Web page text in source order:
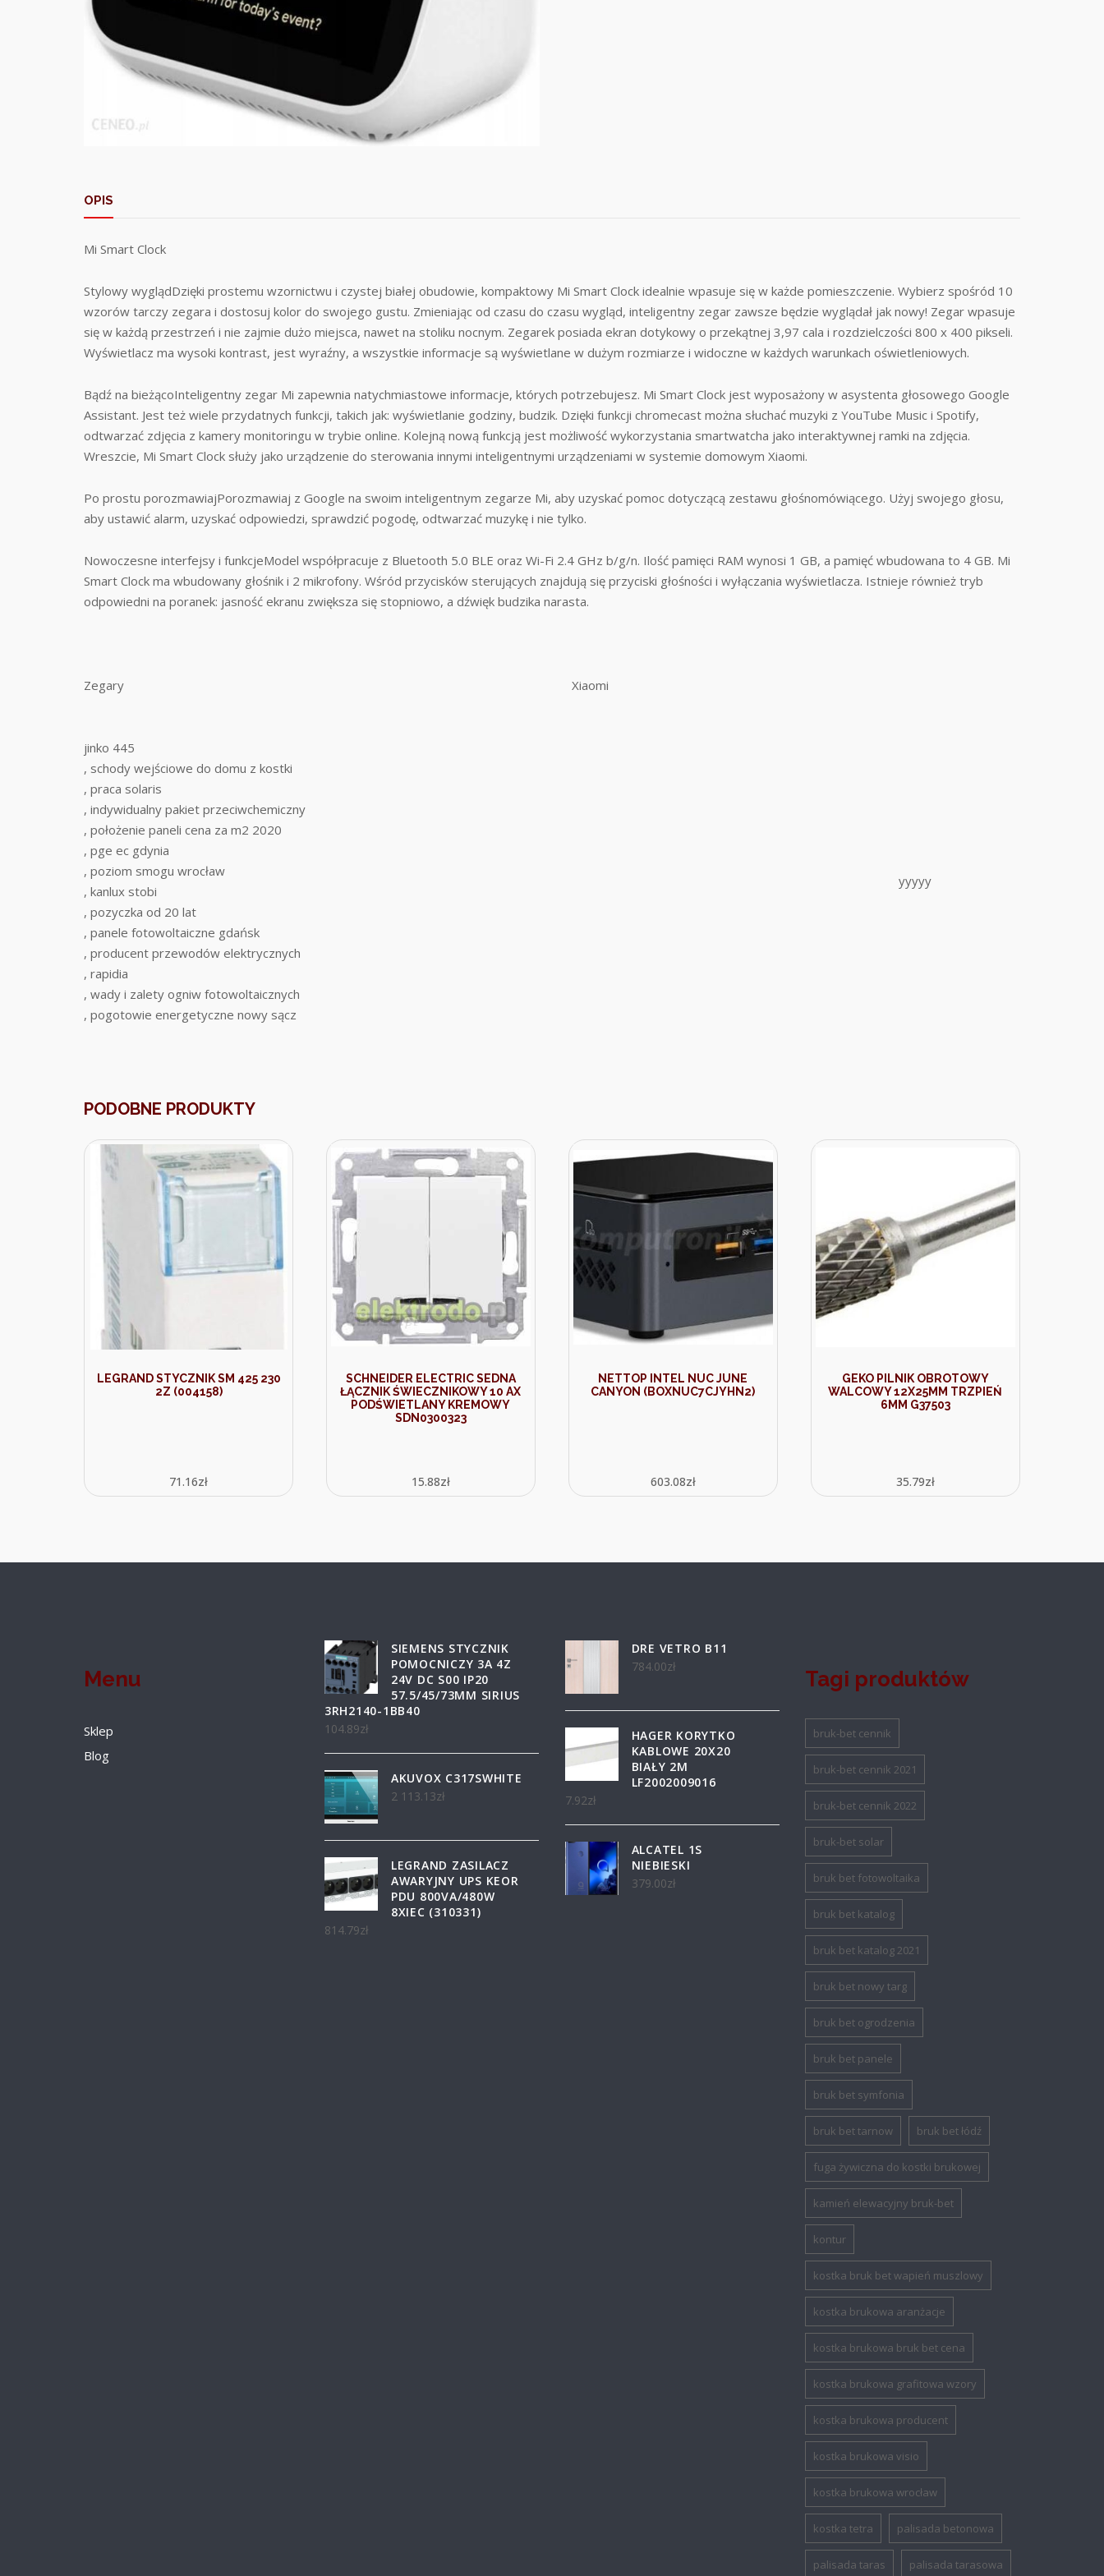
OPIS
Mi Smart Clock
Stylowy wyglądDzięki prostemu wzornictwu i czystej białej obudowie, kompaktowy Mi Smart Clock idealnie wpasuje się w każde pomieszczenie. Wybierz spośród 10
wzorów tarczy zegara i dostosuj kolor do swojego gustu. Zmieniając od czasu do czasu wygląd, inteligentny zegar zawsze będzie wyglądał jak nowy! Zegar wpasuje
się w każdą przestrzeń i nie zajmie dużo miejsca, nawet na stoliku nocnym. Zegarek posiada ekran dotykowy o przekątnej 3,97 cala i rozdzielczości 800 x 400 pikseli.
Wyświetlacz ma wysoki kontrast, jest wyraźny, a wszystkie informacje są wyświetlane w dużym rozmiarze i widoczne w każdych warunkach oświetleniowych.
Bądź na bieżącoInteligentny zegar Mi zapewnia natychmiastowe informacje, których potrzebujesz. Mi Smart Clock jest wyposażony w asystenta głosowego Google
Assistant. Jest też wiele przydatnych funkcji, takich jak: wyświetlanie godziny, budzik. Dzięki funkcji chromecast można słuchać muzyki z YouTube Music i Spotify,
odtwarzać zdjęcia z kamery monitoringu w trybie online. Kolejną nową funkcją jest możliwość wykorzystania smartwatcha jako interaktywnej ramki na zdjęcia.
Wreszcie, Mi Smart Clock służy jako urządzenie do sterowania innymi inteligentnymi urządzeniami w systemie domowym Xiaomi.
Po prostu porozmawiajPorozmawiaj z Google na swoim inteligentnym zegarze Mi, aby uzyskać pomoc dotyczącą zestawu głośnomówiącego. Użyj swojego głosu,
aby ustawić alarm, uzyskać odpowiedzi, sprawdzić pogodę, odtwarzać muzykę i nie tylko.
Nowoczesne interfejsy i funkcjeModel współpracuje z Bluetooth 5.0 BLE oraz Wi-Fi 2.4 GHz b/g/n. Ilość pamięci RAM wynosi 1 GB, a pamięć wbudowana to 4 GB. Mi
Smart Clock ma wbudowany głośnik i 2 mikrofony. Wśród przycisków sterujących znajdują się przyciski głośności i wyłączania wyświetlacza. Istnieje również tryb
odpowiedni na poranek: jasność ekranu zwiększa się stopniowo, a dźwięk budzika narasta.
Zegary Xiaomi
jinko 445
, schody wejściowe do domu z kostki
, praca solaris
, indywidualny pakiet przeciwchemiczny
, położenie paneli cena za m2 2020
, pge ec gdynia
, poziom smogu wrocław
, kanlux stobi
, pozyczka od 20 lat
, panele fotowoltaiczne gdańsk
, producent przewodów elektrycznych
, rapidia
, wady i zalety ogniw fotowoltaicznych
, pogotowie energetyczne nowy sącz
yyyyy
PODOBNE PRODUKTY
LEGRAND STYCZNIK SM 425 230
2Z (004158)
71.16zł
SCHNEIDER ELECTRIC SEDNA
ŁĄCZNIK ŚWIECZNIKOWY 10 AX
PODŚWIETLANY KREMOWY
SDN0300323
15.88zł
NETTOP INTEL NUC JUNE
CANYON (BOXNUC7CJYHN2)
603.08zł
GEKO PILNIK OBROTOWY
WALCOWY 12X25MM TRZPIEŃ
6MM G37503
35.79zł
Menu
Sklep
Blog
SIEMENS STYCZNIK
POMOCNICZY 3A 4Z
24V DC S00 IP20
57.5/45/73MM SIRIUS
3RH2140-1BB40
104.89zł
AKUVOX C317SWHITE
2 113.13zł
LEGRAND ZASILACZ
AWARYJNY UPS KEOR
PDU 800VA/480W
8XIEC (310331)
814.79zł
DRE VETRO B11
784.00zł
HAGER KORYTKO
KABLOWE 20X20
BIAŁY 2M
LF2002009016
7.92zł
ALCATEL 1S
NIEBIESKI
379.00zł
Tagi produktów
bruk-bet cennik
bruk-bet cennik 2021
bruk-bet cennik 2022
bruk-bet solar
bruk bet fotowoltaika
bruk bet katalog
bruk bet katalog 2021
bruk bet nowy targ
bruk bet ogrodzenia
bruk bet panele
bruk bet symfonia
bruk bet tarnow bruk bet łódź
fuga żywiczna do kostki brukowej
kamień elewacyjny bruk-bet
kontur
kostka bruk bet wapień muszlowy
kostka brukowa aranżacje
kostka brukowa bruk bet cena
kostka brukowa grafitowa wzory
kostka brukowa producent
kostka brukowa visio
kostka brukowa wrocław
kostka tetra palisada betonowa
palisada taras palisada tarasowa